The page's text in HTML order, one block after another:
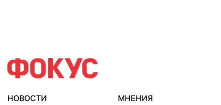
НОВОСТИ
МНЕНИЯ